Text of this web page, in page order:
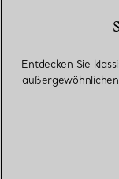
Entdecken Sie